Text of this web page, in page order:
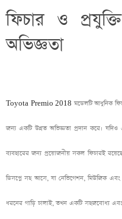
ফিচার ও
অভিজ্ঞতা
Toyota Premio 2018 মডেলটি আধুনিক
জন্য একটি উন্নত অভিজ্ঞতা প্রদান করে।
ব্যবহারের জন্য প্রয়োজনীয় সকল ফিচারই
ডিসপ্লে সহ আসে, যা নেভিগেশন, মিউজিক
ধরনের গাড়ি চালাই, তখন একটি সহজবোধ্য এবং